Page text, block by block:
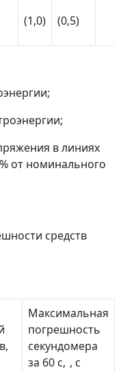
(1,0)
(0,5)
в линиях
от номинального
средств
Максимальная
погрешность
секундомера
за 60 с, , с